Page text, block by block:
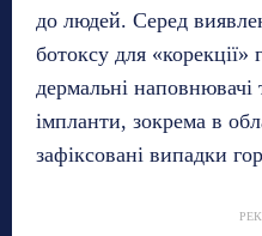
до людей. Серед
ботоксу для «корекції»
дермальні наповнювачі
імпланти, зокрема в
зафіксовані випадки